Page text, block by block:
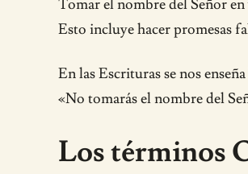
Tomar el nombre del Señor
Esto incluye hacer promesas
En las Escrituras se nos
«No tomarás el nombre del
Los términos